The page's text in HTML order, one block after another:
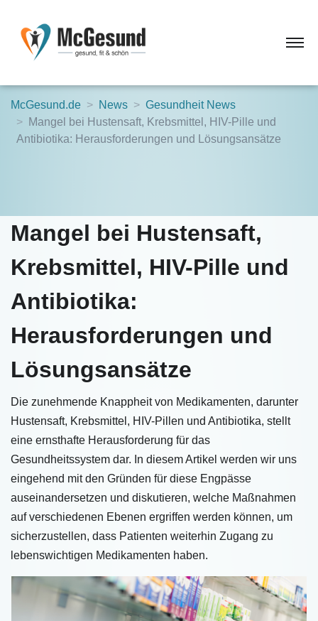
McGesund.de News
Gesundheit News
Mangel bei Hustensaft, Krebsmittel, HIV-Pille und
Antibiotika: Herausforderungen und Lösungsansätze
Mangel bei Hustensaft,
Krebsmittel, HIV-Pille und
Antibiotika:
Herausforderungen und
Lösungsansätze
Die zunehmende Knappheit von Medikamenten, darunter
Hustensaft, Krebsmittel, HIV-Pillen und Antibiotika, stellt
eine ernsthafte Herausforderung für das
Gesundheitssystem dar. In diesem Artikel werden wir uns
eingehend mit den Gründen für diese Engpässe
auseinandersetzen und diskutieren, welche Maßnahmen
auf verschiedenen Ebenen ergriffen werden können, um
sicherzustellen, dass Patienten weiterhin Zugang zu
lebenswichtigen Medikamenten haben.